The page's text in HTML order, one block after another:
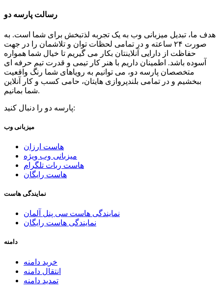
رسالت پارسه دو
هدف ما، تبدیل میزبانی وب به یک تجربه لذتبخش برای شما است. به
صورت ۲۴ ساعته و در تمامی لحظات توان و تلاشمان را در جهت
حفاظت از دارایی آنلاینتان بکار می گیریم تا خیال شما همواره
آسوده باشد. اطمینان داریم با هنر کار تیمی و قدرت تیم حرفه ای
متخصصان پارسه دو، می توانیم به رویاهای شما رنگ واقعیت
ببخشیم و در تمامی بلندپروازی هایتان، حامی کسب و کار آنلاین
شما بمانیم.
پارسه دو را دنبال کنید:
میزبانی وب
هاست ارزان
میزبانی وب ویژه
هاست ربات تلگرام
هاست رایگان
نمایندگی هاست
نمایندگی هاست سی پنل آلمان
نمایندگی هاست رایگان
دامنه
خرید دامنه
انتقال دامنه
تمدید دامنه